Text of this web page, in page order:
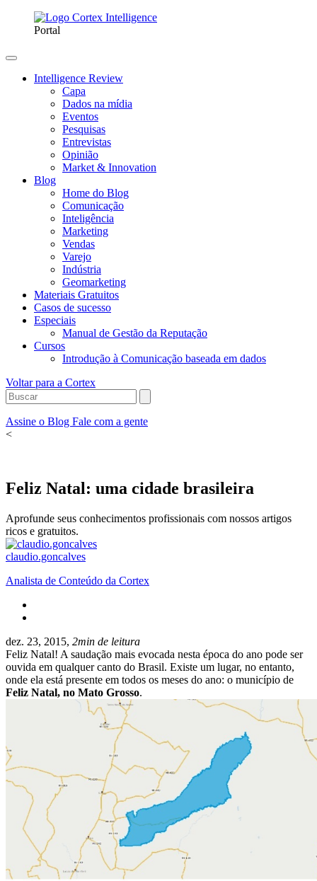
Portal
Intelligence Review
Capa
Dados na mídia
Eventos
Pesquisas
Entrevistas
Opinião
Market & Innovation
Blog
Home do Blog
Comunicação
Inteligência
Marketing
Vendas
Varejo
Indústria
Geomarketing
Materiais Gratuitos
Casos de sucesso
Especiais
Manual de Gestão da Reputação
Cursos
Introdução à Comunicação baseada em dados
Voltar para a Cortex
Assine o Blog Fale com a gente
<
Feliz Natal: uma cidade brasileira
Aprofunde seus conhecimentos profissionais com nossos artigos
ricos e gratuitos.
claudio.goncalves
Analista de Conteúdo da Cortex
dez. 23, 2015, 2min de leitura
Feliz Natal! A saudação mais evocada nesta época do ano pode ser
ouvida em qualquer canto do Brasil. Existe um lugar, no entanto,
onde ela está presente em todos os meses do ano: o município de
Feliz Natal, no Mato Grosso.